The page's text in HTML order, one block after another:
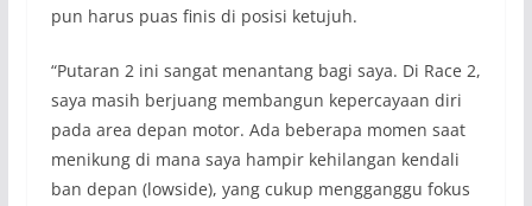
pun harus puas finis di posisi ketujuh.
“Putaran 2 ini sangat menantang bagi saya. Di Race 2,
saya masih berjuang membangun kepercayaan diri
pada area depan motor. Ada beberapa momen saat
menikung di mana saya hampir kehilangan kendali
ban depan (lowside), yang cukup mengganggu fokus